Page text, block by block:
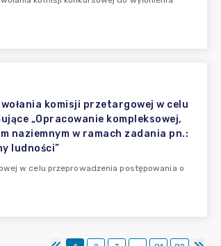
komisji przetargowej w celu
„Opracowanie kompleksowej,
naziemnym w ramach zadania pn.:
ludności”
w celu przeprowadzenia postępowania o